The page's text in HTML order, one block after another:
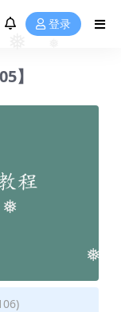
❅
❅
登录
】